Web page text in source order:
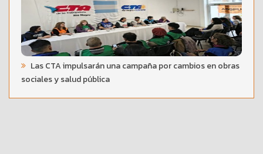
Las CTA impulsarán una campaña por cambios en obras
sociales y salud pública